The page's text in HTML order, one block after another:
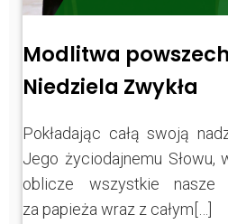
Modlitwa
Niedziela Zwykła
Pokładając całą swoją
Jego życiodajnemu Słowu,
oblicze wszystkie nasze
za papieża wraz z całym[…]